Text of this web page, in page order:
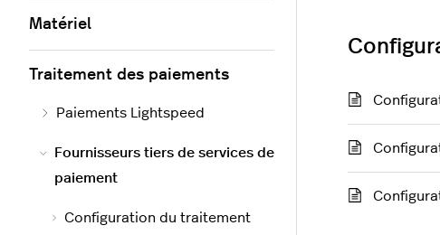
Matériel
Traitement des paiements
Paiements Lightspeed
Fournisseurs tiers de services de
paiement
Configuration du traitement